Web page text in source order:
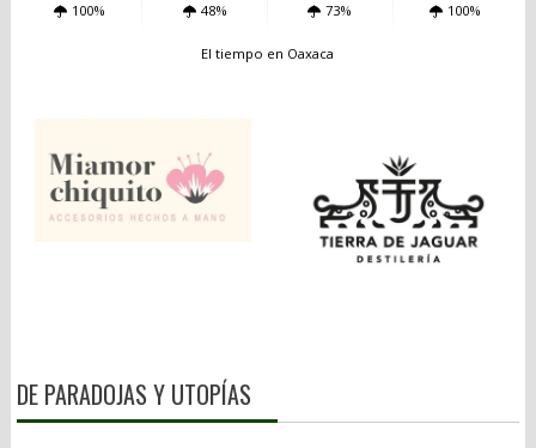
100% 48% 73% 100%
El tiempo en Oaxaca
DE PARADOJAS Y UTOPÍAS